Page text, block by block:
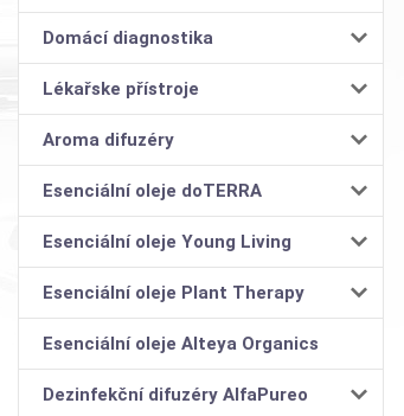
Domácí diagnostika
Lékařske přístroje
Aroma difuzéry
Esenciální oleje doTERRA
Esenciální oleje Young Living
Esenciální oleje Plant Therapy
Esenciální oleje Alteya Organics
Dezinfekční difuzéry AlfaPureo